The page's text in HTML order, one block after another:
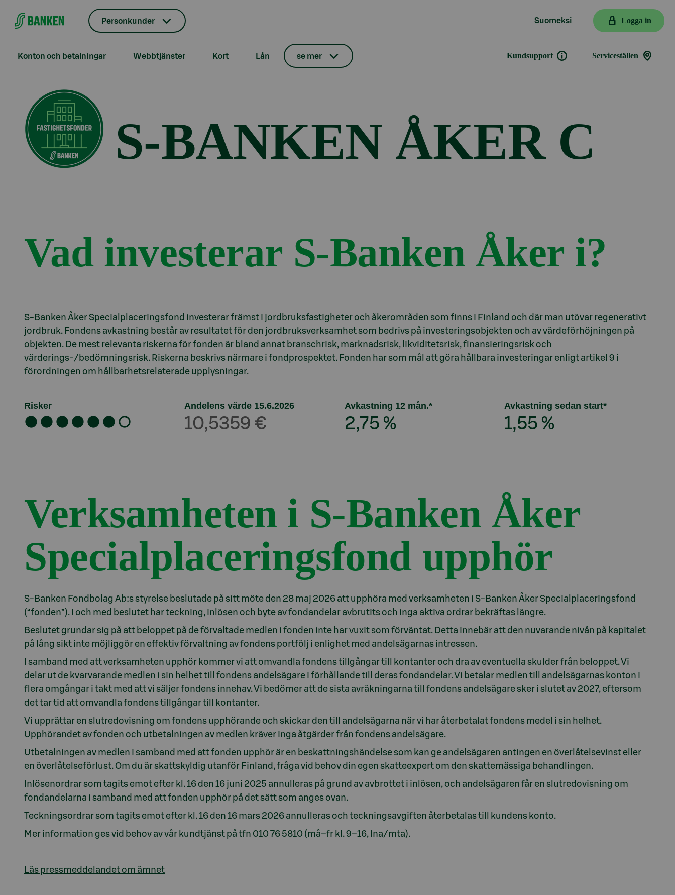
Personkunder Suomeksi Logga in
Konton och betalningar Webbtjänster Kort Lån se mer Kundsupport Serviceställen
S-BANKEN ÅKER C
Vad investerar S-Banken Åker i?
Avsnitt med titel Presentation
S-Banken Åker Specialplaceringsfond investerar främst i jordbruksfastigheter och åkerområden som finns i Finland och där man utövar regenerativt
jordbruk. Fondens avkastning består av resultatet för den jordbruksverksamhet som bedrivs på investeringsobjekten och av värdeförhöjningen på
objekten. De mest relevanta riskerna för fonden är bland annat branschrisk, marknadsrisk, likviditetsrisk, finansieringsrisk och
värderings-/bedömningsrisk. Riskerna beskrivs närmare i fondprospektet. Fonden har som mål att göra hållbara investeringar enligt artikel 9 i
förordningen om hållbarhetsrelaterade upplysningar.
Risker Andelens värde 15.6.2026
10,5359 €
Avkastning 12 mån.*
2,75 %
Avkastning sedan start*
1,55 %
Verksamheten i S-Banken Åker
Specialplaceringsfond upphör
S-Banken Fondbolag Ab:s styrelse beslutade på sitt möte den 28 maj 2026 att upphöra med verksamheten i S-Banken Åker Specialplaceringsfond
(“fonden”). I och med beslutet har teckning, inlösen och byte av fondandelar avbrutits och inga aktiva ordrar bekräftas längre.
Beslutet grundar sig på att beloppet på de förvaltade medlen i fonden inte har vuxit som förväntat. Detta innebär att den nuvarande nivån på kapitalet
på lång sikt inte möjliggör en effektiv förvaltning av fondens portfölj i enlighet med andelsägarnas intressen.
I samband med att verksamheten upphör kommer vi att omvandla fondens tillgångar till kontanter och dra av eventuella skulder från beloppet. Vi
delar ut de kvarvarande medlen i sin helhet till fondens andelsägare i förhållande till deras fondandelar. Vi betalar medlen till andelsägarnas konton i
flera omgångar i takt med att vi säljer fondens innehav. Vi bedömer att de sista avräkningarna till fondens andelsägare sker i slutet av 2027, eftersom
det tar tid att omvandla fondens tillgångar till kontanter.
Vi upprättar en slutredovisning om fondens upphörande och skickar den till andelsägarna när vi har återbetalat fondens medel i sin helhet.
Upphörandet av fonden och utbetalningen av medlen kräver inga åtgärder från fondens andelsägare.
Utbetalningen av medlen i samband med att fonden upphör är en beskattningshändelse som kan ge andelsägaren antingen en överlåtelsevinst eller
en överlåtelseförlust. Om du är skattskyldig utanför Finland, fråga vid behov din egen skatteexpert om den skattemässiga behandlingen.
Inlösenordrar som tagits emot efter kl. 16 den 16 juni 2025 annulleras på grund av avbrottet i inlösen, och andelsägaren får en slutredovisning om
fondandelarna i samband med att fonden upphör på det sätt som anges ovan.
Teckningsordrar som tagits emot efter kl. 16 den 16 mars 2026 annulleras och teckningsavgiften återbetalas till kundens konto.
Mer information ges vid behov av vår kundtjänst på tfn 010 76 5810 (må–fr kl. 9–16, lna/mta).
Läs pressmeddelandet om ämnet